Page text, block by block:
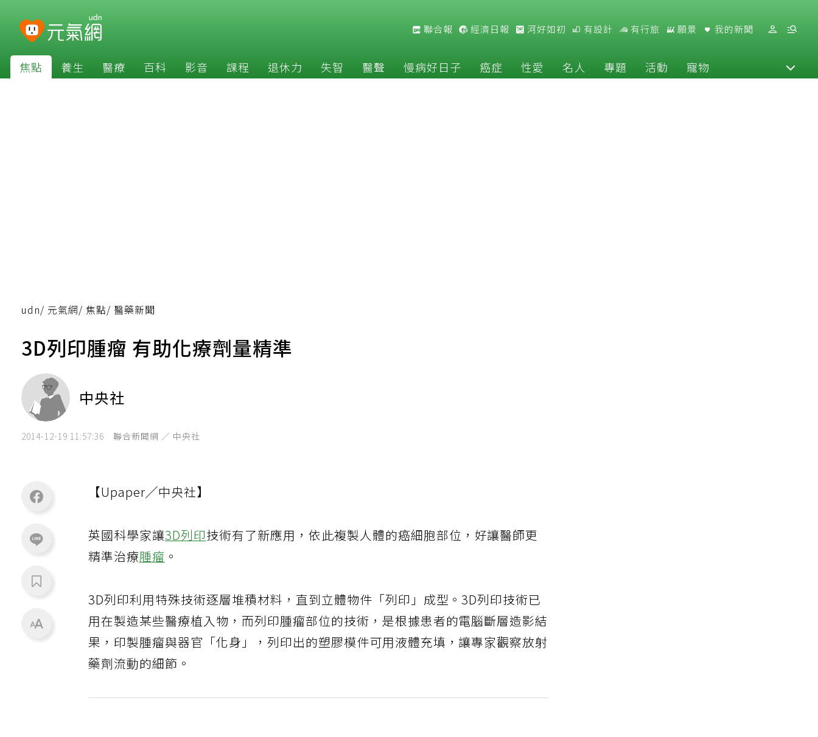
聯合報 經濟日報 河好如初 有設計 有行旅 願景 我的新聞
焦點 養生 醫療 百科 影音 課程 退休力 失智 醫聲 慢病好日子 癌症 性愛 名人 專題 活動 寵物
udn/ 元氣網/ 焦點/ 醫藥新聞
3D列印腫瘤 有助化療劑量精準
中央社
2014-12-19 11:57:36 聯合新聞網 ／ 中央社
【Upaper╱中央社】
英國科學家讓3D列印技術有了新應用，依此複製人體的癌細胞部位，好讓醫師更
精準治療腫瘤 。
3D列印利用特殊技術逐層堆積材料，直到立體物件「列印」成型。3D列印技術已
用在製造某些醫療植入物，而列印腫瘤部位的技術，是根據患者的電腦斷層造影結
果，印製腫瘤與器官「化身」，列印出的塑膠模件可用液體充填，讓專家觀察放射
藥劑流動的細節。